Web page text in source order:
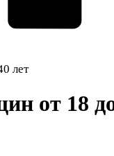
лет
от 18